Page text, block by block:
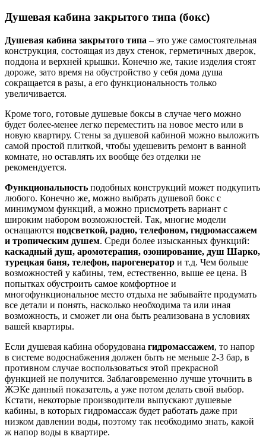
Душевая кабина закрытого типа (бокс)
Душевая кабина закрытого типа – это уже самостоятельная
конструкция, состоящая из двух стенок, герметичных дверок,
поддона и верхней крышки. Конечно же, такие изделия стоят
дороже, зато время на обустройство у себя дома душа
сокращается в разы, а его функциональность только
увеличивается.
Кроме того, готовые душевые боксы в случае чего можно
будет более-менее легко переместить на новое место или в
новую квартиру. Стены за душевой кабиной можно выложить
самой простой плиткой, чтобы удешевить ремонт в ванной
комнате, но оставлять их вообще без отделки не
рекомендуется.
Функциональность подобных конструкций может подкупить
любого. Конечно же, можно выбрать душевой бокс с
минимумом функций, а можно присмотреть вариант с
широким набором возможностей. Так, многие модели
оснащаются подсветкой, радио, телефоном, гидромассажем
и тропическим душем. Среди более изысканных функций:
каскадный душ, аромотерапия, озонирование, душ Шарко,
турецкая баня, телефон, парогенератор и т.д. Чем больше
возможностей у кабины, тем, естественно, выше ее цена. В
попытках обустроить самое комфортное и
многофункциональное место отдыха не забывайте продумать
все детали и понять, насколько необходима та или иная
возможность, и сможет ли она быть реализована в условиях
вашей квартиры.
Если душевая кабина оборудована гидромассажем, то напор
в системе водоснабжения должен быть не меньше 2-3 бар, в
противном случае воспользоваться этой прекрасной
функцией не получится. Заблаговременно лучше уточнить в
ЖЭКе данный показатель, а уже потом делать свой выбор.
Кстати, некоторые производители выпускают душевые
кабины, в которых гидромассаж будет работать даже при
низком давлении воды, поэтому так необходимо знать, какой
ж напор воды в квартире.